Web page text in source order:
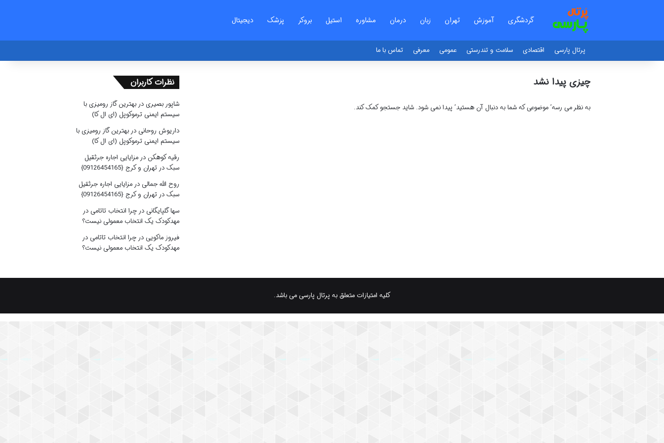
گردشگری آموزش تهران زبان درمان مشاوره استیل بروکر پزشک دیجیتال
پرتال پارسی اقتصادی سلامت و تندرستی عمومی معرفی تماس با ما
چیزی پیدا نشد
به نظر می رسه’ موضوعی که شما به دنبال آن هستید’ پیدا نمی شود. شاید جستجو کمک کند.
نظرات کاربران
شاپور بصیریدر بهترین گاز رومیزی با
سیستم ایمنی ترموکوپل (ای ال کا)
داریوش روحانی در بهترین گاز رومیزی با
سیستم ایمنی ترموکوپل (ای ال کا)
رقیه کوهکن در مزایایی اجاره جرثقیل
سبک در تهران و کرج {09126454165}
روح الله جمالی در مزایایی اجاره جرثقیل
سبک در تهران و کرج {09126454165}
سها گلپایگانی در چرا انتخاب تاتامی در
مهدکودک یک انتخاب معمولی نیست؟
فیروز ماکویی در چرا انتخاب تاتامی در
مهدکودک یک انتخاب معمولی نیست؟
کلیه امتیازات متعلق به پرتال پارسی می باشد.